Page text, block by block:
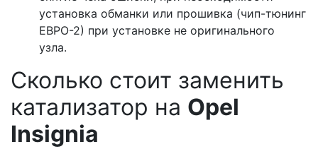
установка обманки или прошивка (чип-тюнинг
ЕВРО-2) при установке не оригинального
узла.
Сколько стоит заменить
катализатор на Opel
Insignia